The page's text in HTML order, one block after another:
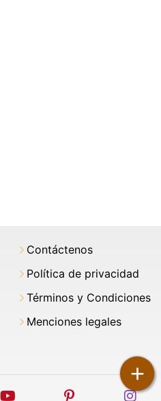
+
Contáctenos
Política de privacidad
Términos y Condiciones
Menciones legales
youtube pinterest